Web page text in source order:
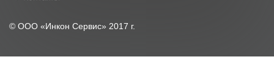
© ООО «Инкон Сервис» 2017 г.